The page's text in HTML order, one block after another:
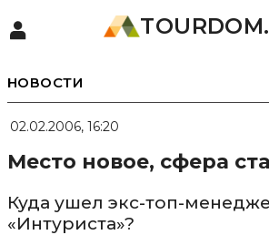
НОВОСТИ
02.02.2006, 16:20
Место новое, сфера
Куда ушел экс-топ-
«Интуриста»?